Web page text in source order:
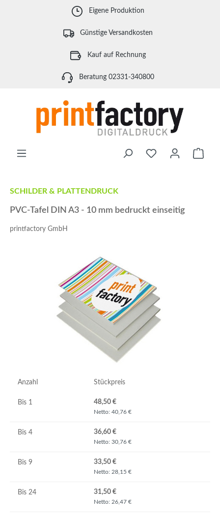
Zum Hauptinhalt springen Eigene Produktion
Günstige Versandkosten
Kauf auf Rechnung
Beratung 02331-340800
SCHILDER & PLATTENDRUCK
PVC-Tafel DIN A3 - 10 mm bedruckt einseitig
printfactory GmbH
Anzahl Stückpreis
Bis 1 48,50 €
Netto: 40,76 €
Bis 4 36,60 €
Netto: 30,76 €
Bis 9 33,50 €
Netto: 28,15 €
Bis 24 31,50 €
Netto: 26,47 €